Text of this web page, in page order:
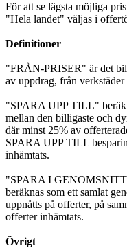
För att se lägsta möjliga
"Hela landet" väljas i
Definitioner
"FRÅN-PRISER" är det
av uppdrag, från verkstäder
"SPARA UPP TILL"
mellan den billigaste och
där minst 25% av
SPARA UPP TILL
inhämtats.
"SPARA I
beräknas som ett samlat
uppnåtts på offerter, på
offerter inhämtats.
Övrigt